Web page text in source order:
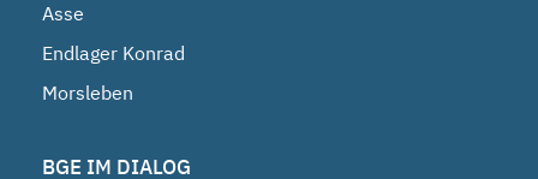
Asse
Endlager Konrad
Morsleben
BGE IM DIALOG